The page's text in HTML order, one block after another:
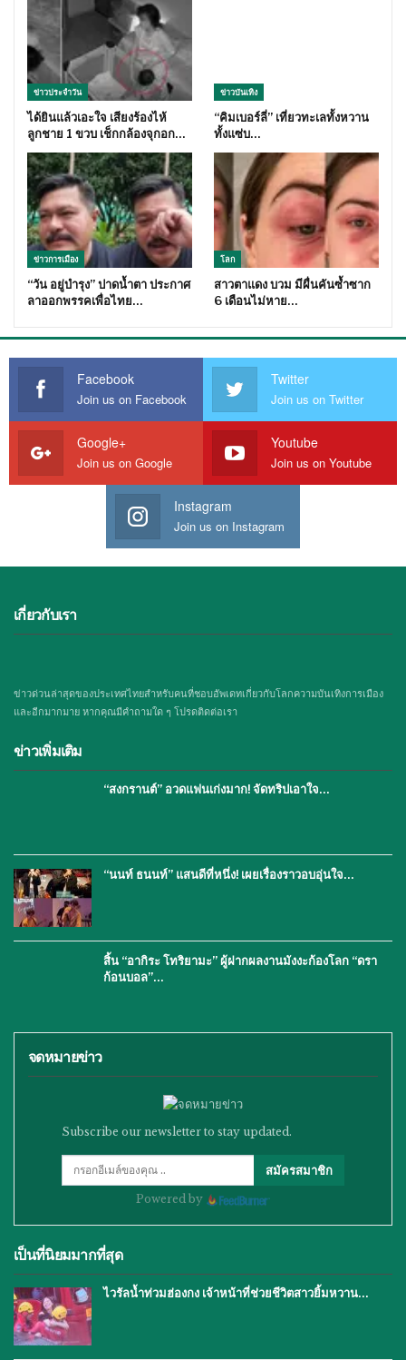
ข่าวประจำวัน
ได้ยินแล้วเอะใจ เสียงร้องไห้
ลูกชาย 1 ขวบ เช็กกล้องจุกอก…
ข่าวบันเทิง
“คิมเบอร์ลี่” เที่ยวทะเลทั้งหวาน
ทั้งแซ่บ…
ข่าวการเมือง
“วัน อยู่บำรุง” ปาดน้ำตา ประกาศ
ลาออกพรรคเพื่อไทย…
โลก
สาวตาแดง บวม มีผื่นคันซ้ำซาก
6 เดือนไม่หาย…
Facebook
Join us on Facebook
Twitter
Join us on Twitter
Google+
Join us on Google
Youtube
Join us on Youtube
Instagram
Join us on Instagram
เกี่ยวกับเรา
ข่าวด่วนล่าสุดของประเทศไทยสำหรับคนที่ชอบอัพเดทเกี่ยวกับโลกความบันเทิงการเมือง
และอีกมากมาย หากคุณมีคำถามใด ๆ โปรดติดต่อเรา
ข่าวเพิ่มเติม
“สงกรานต์” อวดแฟนเก่งมาก! จัดทริปเอาใจ…
“นนท์ ธนนท์” แสนดีที่หนึ่ง! เผยเรื่องราวอบอุ่นใจ…
สิ้น “อากิระ โทริยามะ” ผู้ฝากผลงานมังงะก้องโลก “ดรา
ก้อนบอล”…
จดหมายข่าว
Subscribe our newsletter to stay updated.
สมัครสมาชิก
Powered by
เป็นที่นิยมมากที่สุด
ไวรัลน้ำท่วมฮ่องกง เจ้าหน้าที่ช่วยชีวิตสาวยิ้มหวาน…